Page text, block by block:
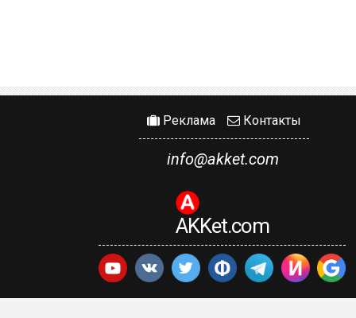
Реклама Контакты
info@akket.com
AKKet.com